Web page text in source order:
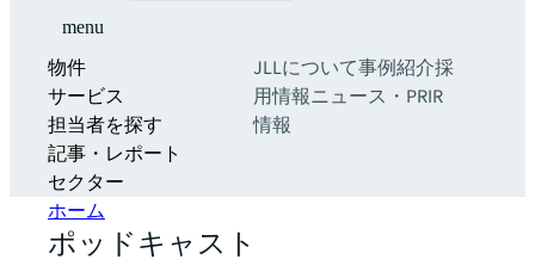
menu
物件
サービス
担当者を探す
記事・レポート
セクター
JLLについて事例紹介採
用情報ニュース・PRIR
情報
ホーム
ポッドキャスト